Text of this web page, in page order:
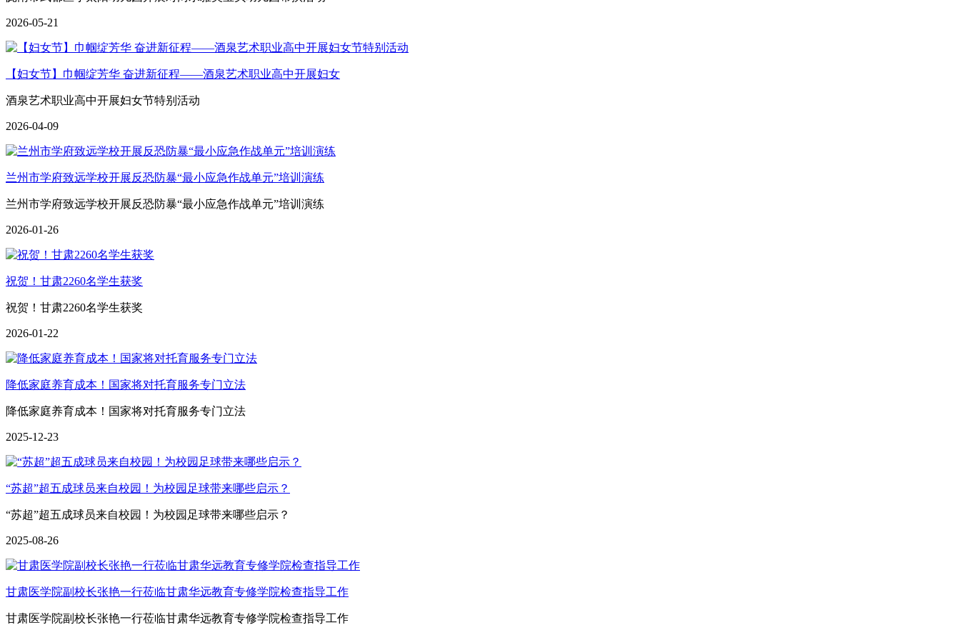
2026-05-21
【妇女节】巾帼绽芳华 奋进新征程——酒泉艺术职业高中开展妇女
酒泉艺术职业高中开展妇女节特别活动
2026-04-09
兰州市学府致远学校开展反恐防暴“最小应急作战单元”培训演练
兰州市学府致远学校开展反恐防暴“最小应急作战单元”培训演练
2026-01-26
祝贺！甘肃2260名学生获奖
祝贺！甘肃2260名学生获奖
2026-01-22
降低家庭养育成本！国家将对托育服务专门立法
降低家庭养育成本！国家将对托育服务专门立法
2025-12-23
“苏超”超五成球员来自校园！为校园足球带来哪些启示？
“苏超”超五成球员来自校园！为校园足球带来哪些启示？
2025-08-26
甘肃医学院副校长张艳一行莅临甘肃华远教育专修学院检查指导工作
甘肃医学院副校长张艳一行莅临甘肃华远教育专修学院检查指导工作